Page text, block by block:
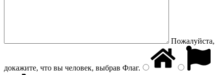
Пожалуйста,
докажите, что вы человек, выбрав Флаг.